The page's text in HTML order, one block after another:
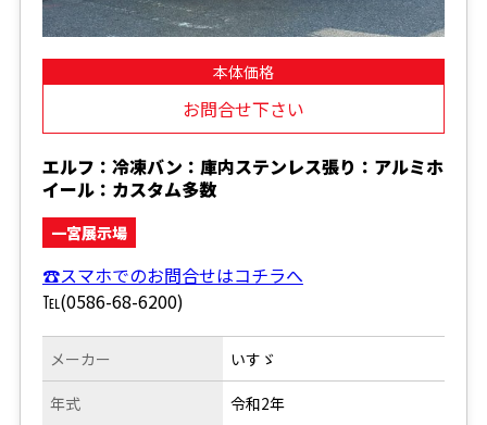
本体価格
お問合せ下さい
エルフ：冷凍バン：庫内ステンレス張り：アルミホ
イール：カスタム多数
一宮展示場
☎スマホでのお問合せはコチラへ
℡(0586-68-6200)
メーカー
年式
いすゞ
令和2年